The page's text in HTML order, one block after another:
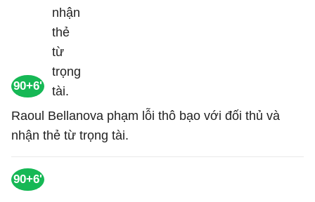
90+6'
Raoul Bellanova phạm lỗi thô bạo với đối thủ và
nhận thẻ từ trọng tài.
90+6'